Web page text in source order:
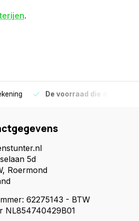
.
De voorraad die
5d
Roermond
62275143 - BTW
NL854740429B01